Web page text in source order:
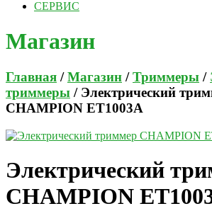
СЕРВИС
Магазин
Главная /Магазин /Триммеры /
триммеры / Электрический
CHAMPION ET1003A
Электрический
CHAMPION